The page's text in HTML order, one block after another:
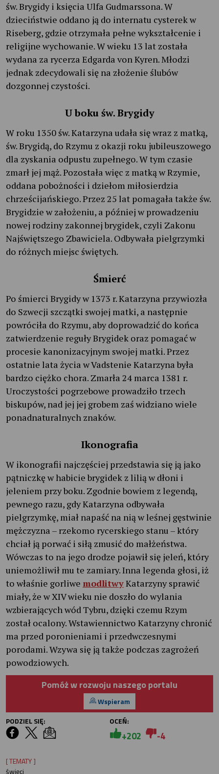
św. Brygidy i księcia Ulfa Gudmarssona. W
dzieciństwie oddano ją do internatu cysterek w
Riseberg, gdzie otrzymała pełne wykształcenie i
religijne wychowanie. W wieku 13 lat została
wydana za rycerza Edgarda von Kyren. Młodzi
jednak zdecydowali się na złożenie ślubów
dozgonnej czystości.
U boku św. Brygidy
W roku 1350 św. Katarzyna udała się wraz z matką,
św. Brygidą, do Rzymu z okazji roku jubileuszowego
dla zyskania odpustu zupełnego. W tym czasie
zmarł jej mąż. Pozostała więc z matką w Rzymie,
oddana pobożności i dziełom miłosierdzia
chrześcijańskiego. Przez 25 lat pomagała także św.
Brygidzie w założeniu, a później w prowadzeniu
nowej rodziny zakonnej brygidek, czyli Zakonu
Najświętszego Zbawiciela. Odbywała pielgrzymki
do różnych miejsc świętych.
Śmierć
Po śmierci Brygidy w 1373 r. Katarzyna przywiozła
do Szwecji szczątki swojej matki, a następnie
powróciła do Rzymu, aby doprowadzić do końca
zatwierdzenie reguły Brygidek oraz pomagać w
procesie kanonizacyjnym swojej matki. Przez
ostatnie lata życia w Vadstenie Katarzyna była
bardzo ciężko chora. Zmarła 24 marca 1381 r.
Uroczystości pogrzebowe prowadziło trzech
biskupów, nad jej jej grobem zaś widziano wiele
ponadnaturalnych znaków.
Ikonografia
W ikonografii najczęściej przedstawia się ją jako
pątniczkę w habicie brygidek z lilią w dłoni i
jeleniem przy boku. Zgodnie bowiem z legendą,
pewnego razu, gdy Katarzyna odbywała
pielgrzymkę, miał napaść na nią w leśnej gęstwinie
mężczyzna – rzekomo rycerskiego stanu – który
chciał ją porwać i siłą zmusić do małżeństwa.
Wówczas to na jego drodze pojawił się jeleń, który
uniemożliwił mu te zamiary. Inna legenda głosi, iż
to właśnie gorliwe modlitwyKatarzyny sprawić
miały, że w XIV wieku nie doszło do wylania
wzbierających wód Tybru, dzięki czemu Rzym
został ocalony. Wstawiennictwo Katarzyny chronić
ma przed poronieniami i przedwczesnymi
porodami. Wzywa się ją także podczas zagrożeń
powodziowych.
Pomóż w rozwoju naszego portalu
Wspieram
PODZIEL SIĘ:
OCEŃ:
+202 -4
[ TEMATY ]
święci